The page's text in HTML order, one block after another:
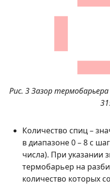
Рис. 3 Зазор
Количество спиц –
в диапазоне 0 – 8 с
числа). При указании
термобарьер на
количество которых